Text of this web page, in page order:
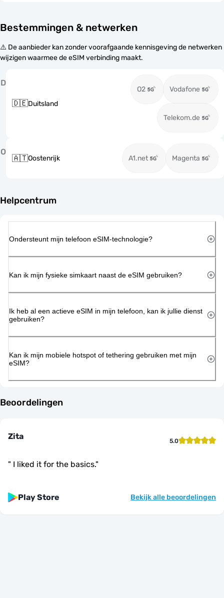
Bestemmingen & netwerken
⚠️ De aanbieder kan zonder voorafgaande kennisgeving de netwerken
wijzigen waarmee de eSIM verbinding maakt.
D
🇩🇪Duitsland
O2 Vodafone
Telekom.de
O
🇦🇹Oostenrijk A1.net Magenta
Helpcentrum
Ondersteunt mijn telefoon eSIM-technologie?
Kan ik mijn fysieke simkaart naast de eSIM gebruiken?
Ik heb al een actieve eSIM in mijn telefoon, kan ik jullie dienst
gebruiken?
Kan ik mijn mobiele hotspot of tethering gebruiken met mijn
eSIM?
Beoordelingen
Zita 5.0
" I liked it for the basics."
Play Store Bekijk alle beoordelingen